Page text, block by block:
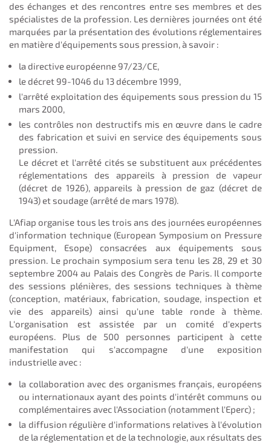
des échanges et des rencontres entre ses membres et des
spécialistes de la profession. Les dernières journées ont été
marquées par la présentation des évolutions réglementaires
en matière d'équipements sous pression, à savoir :
la directive européenne 97/23/CE,
le décret 99-1046 du 13 décembre 1999,
l'arrêté exploitation des équipements sous pression du 15
mars 2000,
les contrôles non destructifs mis en œuvre dans le cadre
des fabrication et suivi en service des équipements sous
pression.
Le décret et l'arrêté cités se substituent aux précédentes
réglementations des appareils à pression de vapeur
(décret de 1926), appareils à pression de gaz (décret de
1943) et soudage (arrêté de mars 1978).
L'Afiap organise tous les trois ans des journées européennes
d'information technique (European Symposium on Pressure
Equipment, Esope) consacrées aux équipements sous
pression. Le prochain symposium sera tenu les 28, 29 et 30
septembre 2004 au Palais des Congrès de Paris. Il comporte
des sessions plénières, des sessions techniques à thème
(conception, matériaux, fabrication, soudage, inspection et
vie des appareils) ainsi qu'une table ronde à thème.
L'organisation est assistée par un comité d'experts
européens. Plus de 500 personnes participent à cette
manifestation qui s'accompagne d'une exposition
industrielle avec :
la collaboration avec des organismes français, européens
ou internationaux ayant des points d'intérêt communs ou
complémentaires avec l'Association (notamment l'Eperc) ;
la diffusion régulière d'informations relatives à l'évolution
de la réglementation et de la technologie, aux résultats des